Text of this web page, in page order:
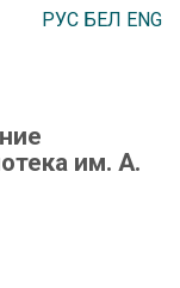
РУС БЕЛ ENG
им. А.